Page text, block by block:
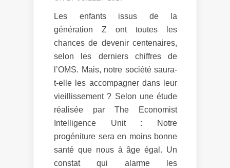
Les enfants issus de la
génération Z ont toutes les
chances de devenir centenaires,
selon les derniers chiffres de
l’OMS. Mais, notre société saura-
t-elle les accompagner dans leur
vieillissement ? Selon une étude
réalisée par The Economist
Intelligence Unit : Notre
progéniture sera en moins bonne
santé que nous à âge égal. Un
constat qui alarme les